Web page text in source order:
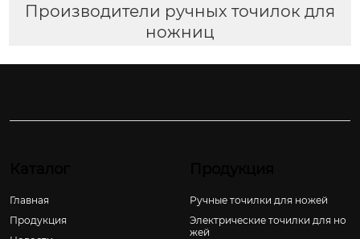
Производители ручных точилок для
ножниц
Главная
Продукция
Ручные точилки для ножей
Электрические точилки для но
жей